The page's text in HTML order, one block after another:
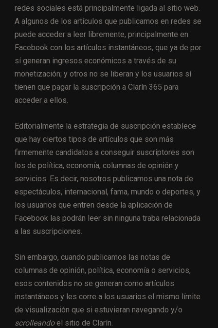
redes sociales está principalmente ligada al sitio web.
A algunos de los artículos que publicamos en redes se
puede acceder a leer libremente, principalmente en
Facebook con los artículos instantáneos, que ya de por
sí generan ingresos económicos a través de su
monetización; y otros no se liberan y los usuarios sí
tienen que pagar la suscripción a Clarín 365 para
acceder a ellos.
Editorialmente la estrategia de suscripción establece
que hay ciertos tipos de artículos que son más
firmemente candidatos a conseguir suscriptores son
los de política, economía, columnas de opinión y
servicios. Es decir, nosotros publicamos una nota de
espectáculos, internacional, fama, mundo o deportes, y
los usuarios que entren desde la aplicación de
Facebook las podrán leer sin ninguna traba relacionada
a las suscripciones.
Sin embargo, cuando publicamos las notas de
columnas de opinión, política, economía o servicios,
esos contenidos no se generan como artículos
instantáneos y les corre a los usuarios el mismo límite
de visualización que si estuvieran navegando y/o
scrolleandoel sitio de Clarín.